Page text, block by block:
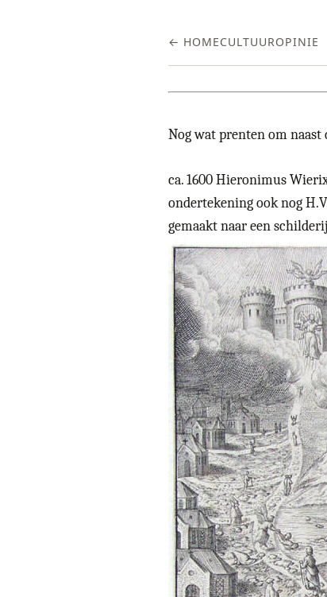
← HOMECULTUUROPINIE
Nog wat prenten om naast
ca. 1600 Hieronimus
ondertekening ook nog
gemaakt naar een